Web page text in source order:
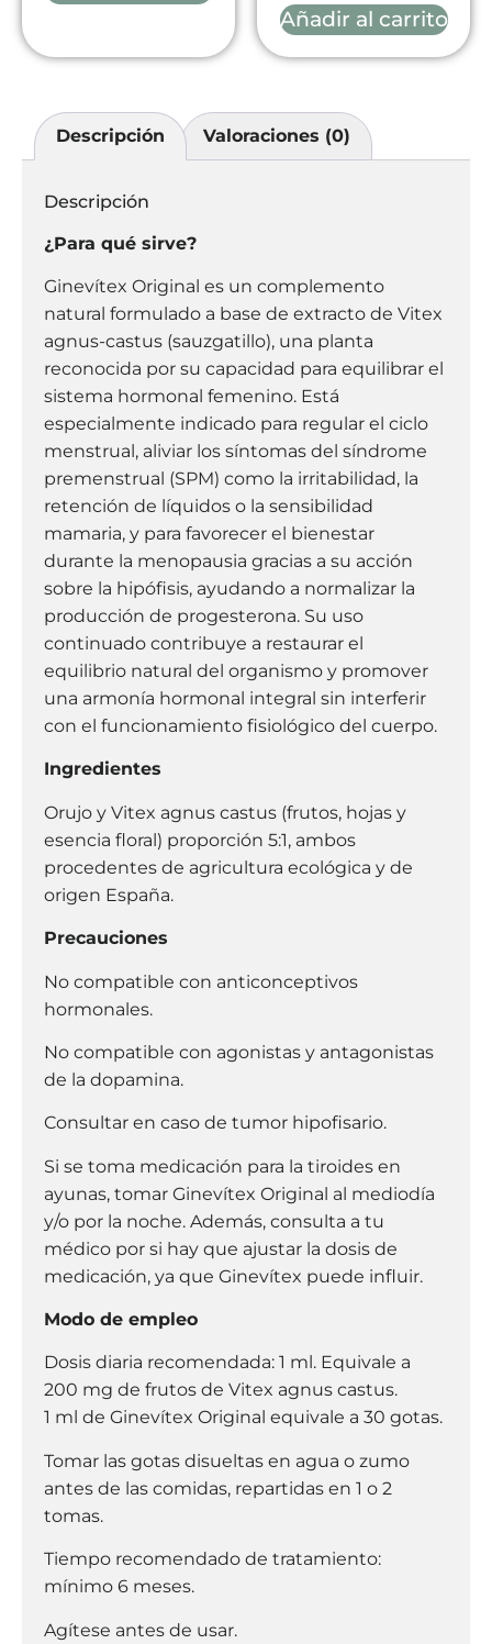
Añadir al carrito
Descripción Valoraciones (0)
Descripción
¿Para qué sirve?
Ginevítex Original es un complemento
natural formulado a base de extracto de Vitex
agnus-castus (sauzgatillo), una planta
reconocida por su capacidad para equilibrar el
sistema hormonal femenino. Está
especialmente indicado para regular el ciclo
menstrual, aliviar los síntomas del síndrome
premenstrual (SPM) como la irritabilidad, la
retención de líquidos o la sensibilidad
mamaria, y para favorecer el bienestar
durante la menopausia gracias a su acción
sobre la hipófisis, ayudando a normalizar la
producción de progesterona. Su uso
continuado contribuye a restaurar el
equilibrio natural del organismo y promover
una armonía hormonal integral sin interferir
con el funcionamiento fisiológico del cuerpo.
Ingredientes
Orujo y Vitex agnus castus (frutos, hojas y
esencia floral) proporción 5:1, ambos
procedentes de agricultura ecológica y de
origen España.
Precauciones
No compatible con anticonceptivos
hormonales.
No compatible con agonistas y antagonistas
de la dopamina.
Consultar en caso de tumor hipofisario.
Si se toma medicación para la tiroides en
ayunas, tomar Ginevítex Original al mediodía
y/o por la noche. Además, consulta a tu
médico por si hay que ajustar la dosis de
medicación, ya que Ginevítex puede influir.
Modo de empleo
Dosis diaria recomendada: 1 ml. Equivale a
200 mg de frutos de Vitex agnus castus.
1 ml de Ginevítex Original equivale a 30 gotas.
Tomar las gotas disueltas en agua o zumo
antes de las comidas, repartidas en 1 o 2
tomas.
Tiempo recomendado de tratamiento:
mínimo 6 meses.
Agítese antes de usar.